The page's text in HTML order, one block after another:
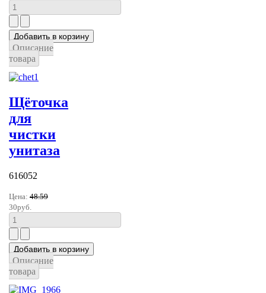
Описание
товара
Щёточка
для
чистки
унитаза
616052
Цена: 48.59
30руб.
Описание
товара